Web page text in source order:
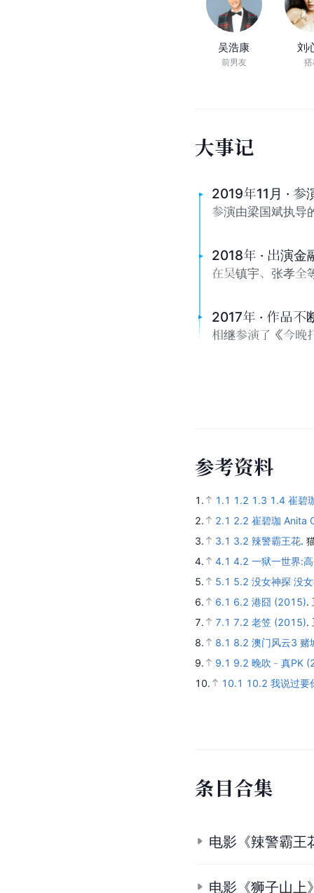
吴浩康
前男友
刘
大事记
2019年11月 · 参
参演由梁国斌执导
2018年 · 出演金
在吴镇宇、张孝全
2017年 · 作品不
相继参演了《今晚
参考资料
1. 1.1 1.2 1.3 1.4 崔碧
2.
2.1 2.2 崔碧珈 Anita
3.
3.1 3.2 辣警霸王花.
4.
4.1 4.2 一狱一世界:
5.
5.1 5.2 没女神探 没
6.
6.1 6.2 港囧 (2015).
7.
7.1 7.2 老笠 (2015).
8.
8.1 8.2 澳门风云3
9.
9.1 9.2 晚吹﹣真PK
10.
10.1 10.2 我说过
条目合集
电影《辣警霸王
电影《狮子山上